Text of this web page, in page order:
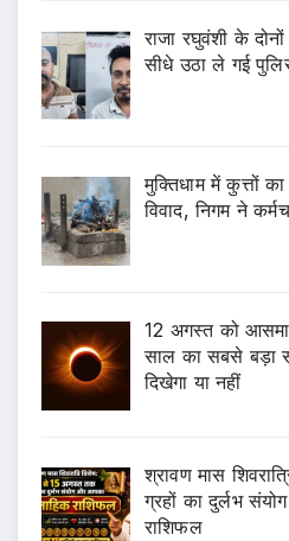
राजा रघुवंशी के
सीधे उठा ले गई
मुक्तिधाम में कुत्तों
विवाद, निगम ने
12 अगस्त को
साल का सबसे बड़ा
दिखेगा या नहीं
श्रावण मास
ग्रहों का दुर्लभ
राशिफल